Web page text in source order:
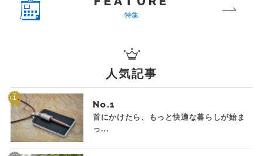
特集
人気記事
No.
首にかけたら、もっと快適な暮らしが始ま
っ...